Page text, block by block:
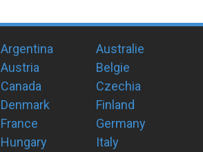
Argentina
Australie
Austria
Belgie
Canada
Czechia
Denmark
Finland
France
Germany
Hungary
Italy